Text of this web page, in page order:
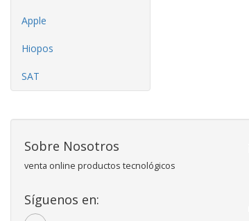
Apple
Hiopos
SAT
Sobre Nosotros
venta online productos tecnológicos
Síguenos en: